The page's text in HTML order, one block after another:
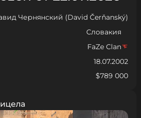
Чернянский (David Čerňanský)
Словакия
FaZe Clan
18.07.2002
$789 000